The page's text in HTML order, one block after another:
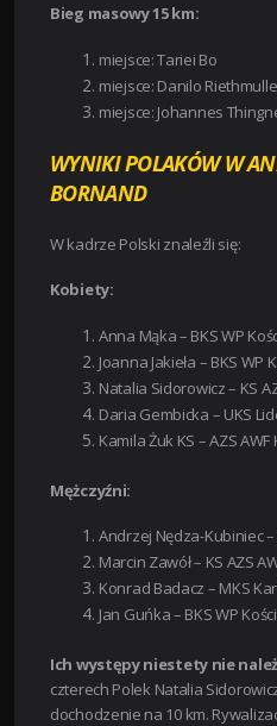
Bieg masowy 15 km:
miejsce: Tariei Bo
miejsce: Danilo
miejsce: Johannes
WYNIKI POLAKÓW W
BORNAND
W kadrze Polski znaleźli się:
Kobiety:
Anna Mąka – BKS WP
Joanna Jakieła – BKS WP
Natalia Sidorowicz – KS
Daria Gembicka – UKS
Kamila Żuk KS – AZS
Mężczyźni:
Andrzej Nędza-Kubiniec –
Marcin Zawół – KS AZS
Konrad Badacz – MKS
Jan Guńka – BKS WP
Ich występy niestety nie
czterech Polek Natalia
dochodzenie na 10 km.